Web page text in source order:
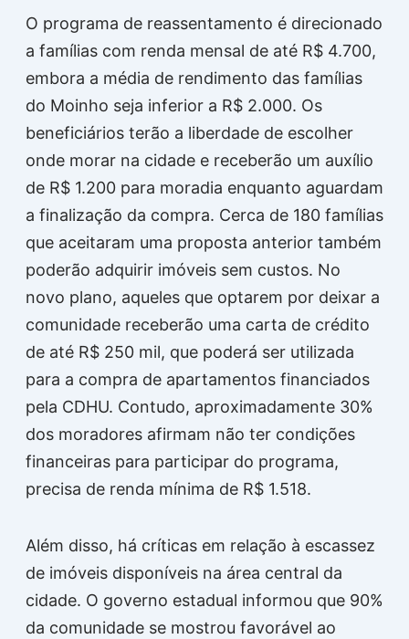
O programa de reassentamento é direcionado
a famílias com renda mensal de até R$ 4.700,
embora a média de rendimento das famílias
do Moinho seja inferior a R$ 2.000. Os
beneficiários terão a liberdade de escolher
onde morar na cidade e receberão um auxílio
de R$ 1.200 para moradia enquanto aguardam
a finalização da compra. Cerca de 180 famílias
que aceitaram uma proposta anterior também
poderão adquirir imóveis sem custos. No
novo plano, aqueles que optarem por deixar a
comunidade receberão uma carta de crédito
de até R$ 250 mil, que poderá ser utilizada
para a compra de apartamentos financiados
pela CDHU. Contudo, aproximadamente 30%
dos moradores afirmam não ter condições
financeiras para participar do programa,
precisa de renda mínima de R$ 1.518.
Além disso, há críticas em relação à escassez
de imóveis disponíveis na área central da
cidade. O governo estadual informou que 90%
da comunidade se mostrou favorável ao